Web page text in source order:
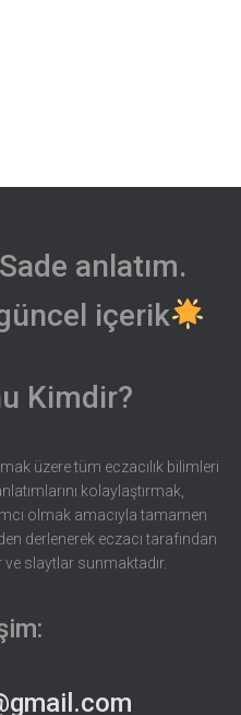
anlatım.
içerik
Kimdir?
üzere tüm eczacılık bilimleri
kolaylaştırmak,
olmak amacıyla tamamen
derlenerek eczacı tarafından
ve slaytlar sunmaktadır.